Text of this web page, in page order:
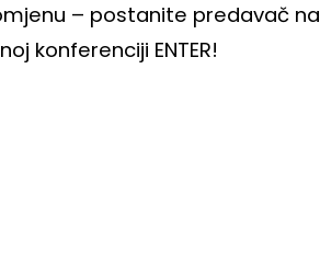
– postanite predavač na
konferenciji ENTER!